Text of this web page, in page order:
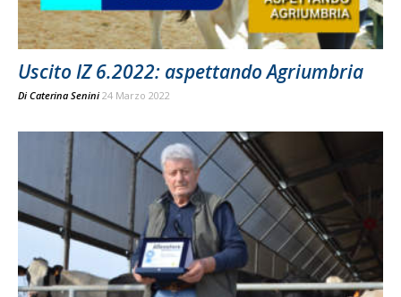
Uscito IZ 6.2022: aspettando Agriumbria
Di Caterina Senini 24 Marzo 2022